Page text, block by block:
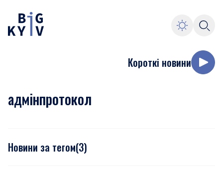
Короткі новини
адмінпротокол
Новини за тегом(3)